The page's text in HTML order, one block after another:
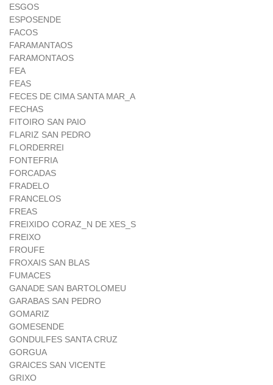
ESGOS
ESPOSENDE
FACOS
FARAMANTAOS
FARAMONTAOS
FEA
FEAS
FECES DE CIMA SANTA MAR_A
FECHAS
FITOIRO SAN PAIO
FLARIZ SAN PEDRO
FLORDERREI
FONTEFRIA
FORCADAS
FRADELO
FRANCELOS
FREAS
FREIXIDO CORAZ_N DE XES_S
FREIXO
FROUFE
FROXAIS SAN BLAS
FUMACES
GANADE SAN BARTOLOMEU
GARABAS SAN PEDRO
GOMARIZ
GOMESENDE
GONDULFES SANTA CRUZ
GORGUA
GRAICES SAN VICENTE
GRIXO